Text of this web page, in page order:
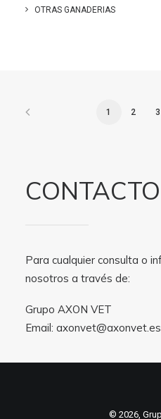
OTRAS GANADERIAS
1 2 3
CONTACTO
Para cualquier consulta o
nosotros a través de:
Grupo AXON VET
Email: axonvet@axonvet.es
© 2026,